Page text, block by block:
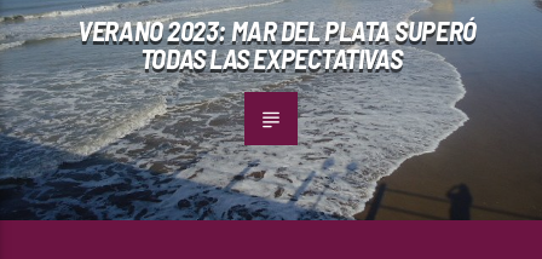
VERANO 2023: MAR DEL PLATA SUPERÓ
TODAS LAS EXPECTATIVAS